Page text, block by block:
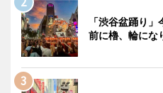
「渋谷盆踊り
前に櫓、輪にな